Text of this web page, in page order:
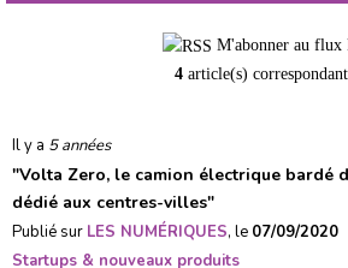
M'abonner au flux
4article(s)
Il y a 5 années
"Volta Zero, le camion électrique bardé
dédié aux centres-villes"
Publié sur LES NUMÉRIQUES, le 07/09/2020
Startups & nouveaux produits